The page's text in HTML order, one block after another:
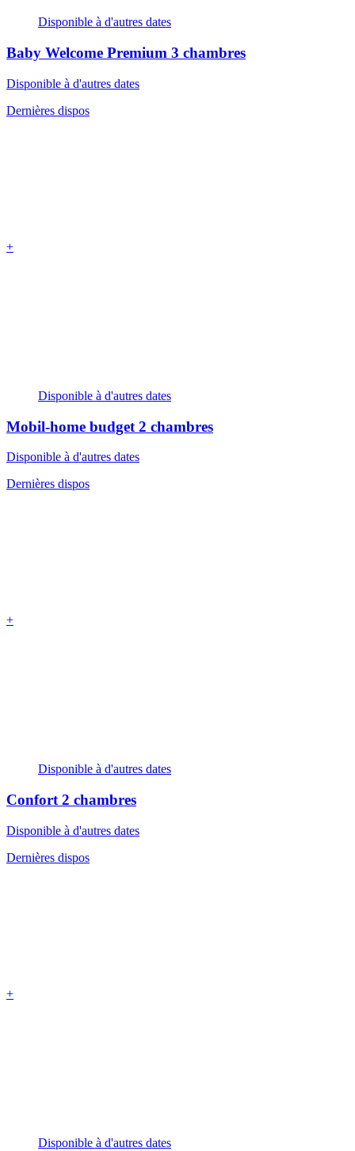
Disponible à d'autres dates
Baby Welcome Premium 3 chambres
Disponible à d'autres dates
Dernières dispos
+
Disponible à d'autres dates
Mobil-home budget 2 chambres
Disponible à d'autres dates
Dernières dispos
+
Disponible à d'autres dates
Confort 2 chambres
Disponible à d'autres dates
Dernières dispos
+
Disponible à d'autres dates